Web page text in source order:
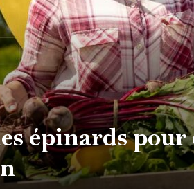
épinards pour